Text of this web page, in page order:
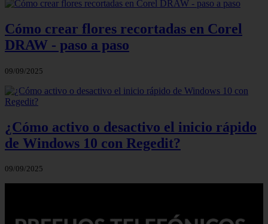
Cómo crear flores recortadas en Corel
DRAW - paso a paso
09/09/2025
¿Cómo activo o desactivo el inicio rápido
de Windows 10 con Regedit?
09/09/2025